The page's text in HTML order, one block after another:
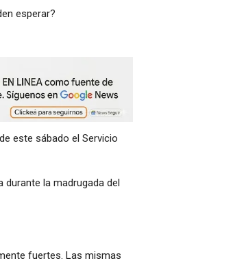
esperar?
este sábado el Servicio
la madrugada del
fuertes. Las mismas